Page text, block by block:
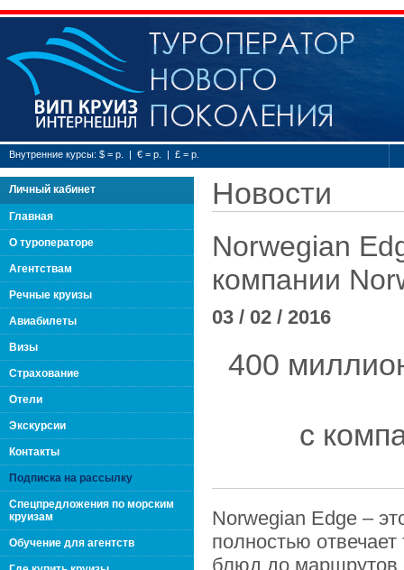
Туроператор нового
поколения "Вип Круиз
Внутренние курсы: $ = р. | € = р. | £ = р.
Личный кабинет
Главная
О туроператоре
Агентствам
Речные круизы
Авиабилеты
Визы
Страхование
Отели
Экскурсии
Контакты
Подписка на рассылку
Спецпредложения по морским
круизам
Обучение для агентств
Новости
Norwegian
компании
03 / 02 / 2016
400
с
Norwegian Edge –
полностью
блюд до маршрутов